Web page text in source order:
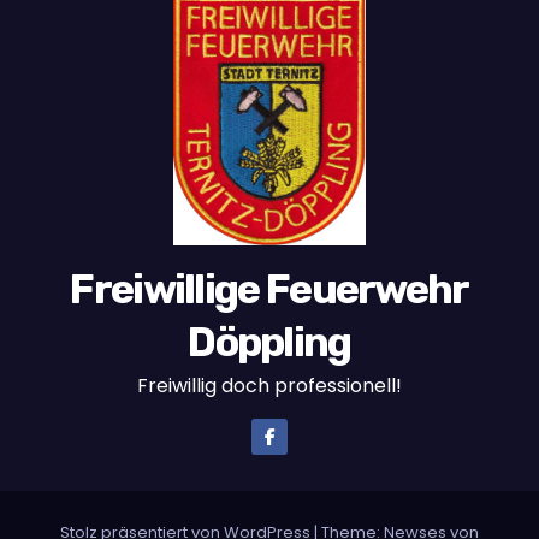
Freiwillige Feuerwehr
Döppling
Freiwillig doch professionell!
Stolz präsentiert von WordPress | Theme: Newses von